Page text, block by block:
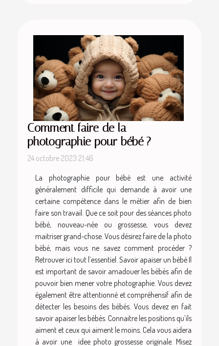
Comment faire de la
photographie pour bébé ?
24 octobre 2023 21:46
La photographie pour bébé est une activité
généralement difficile qui demande à avoir une
certaine compétence dans le métier afin de bien
faire son travail. Que ce soit pour des séances photo
bébé, nouveau-née ou grossesse, vous devez
maitriser grand-chose. Vous désirez faire de la photo
bébé, mais vous ne savez comment procéder ?
Retrouver ici tout l’essentiel. Savoir apaiser un bébé Il
est important de savoir amadouer les bébés afin de
pouvoir bien mener votre photographie. Vous devez
également être attentionné et compréhensif afin de
détecter les besoins des bébés. Vous devez en fait
savoir apaiser les bébés. Connaitre les positions qu’ils
aiment et ceux qui aiment le moins. Cela vous aidera
à avoir une idee photo grossesse originale. Misez